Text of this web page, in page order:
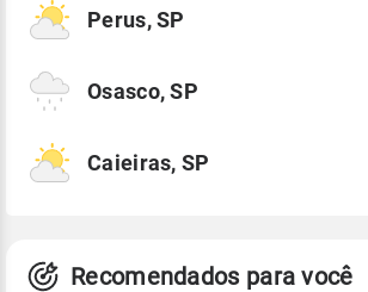
Perus, SP
Osasco, SP
Caieiras, SP
Recomendados para você